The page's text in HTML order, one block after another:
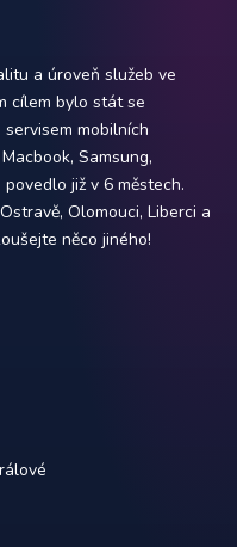
a úroveň služeb ve
cílem bylo stát se
mobilních
Samsung,
již v 6 městech.
Olomouci, Liberci a
něco jiného!